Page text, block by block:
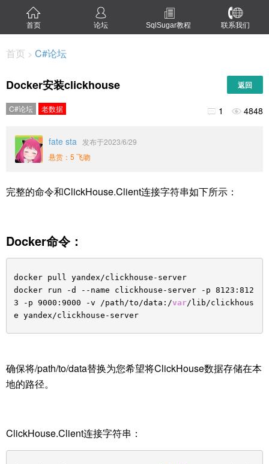
首页 论坛 SqlSugar教程 联系我们
首页 > C#论坛
Docker安装clickhouse 返回
C#论坛 老数据  1  4848
fate sta 发布于2023/6/29
悬赏：5 飞吻
完整的命令和ClickHouse.Client连接字符串如下所示：
Docker命令：
docker pull yandex/clickhouse-server
docker run -d --name clickhouse-server -p 8123:812
3 -p 9000:9000 -v /path/to/data:/var/lib/clickhous
e yandex/clickhouse-server
确保将/path/to/data替换为您希望将ClickHouse数据存储在本
地的路径。
ClickHouse.Client连接字符串：